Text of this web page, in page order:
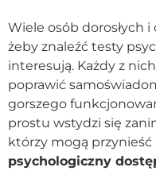
Testy psychologiczne
Dawka wiedzy
Dla specjalistów
Kontakt
Wiele osób dorosłych
żeby znaleźć testy
interesują. Każdy z
poprawić
gorszego
prostu wstydzi się
którzy mogą przynieść
psychologiczny